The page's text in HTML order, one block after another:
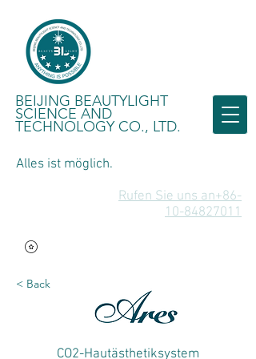
BEIJING BEAUTYLIGHT
SCIENCE AND
TECHNOLOGY CO., LTD.
Alles ist möglich.
Rufen Sie uns an+86-
10-84827011
< Back
CO2-Hautästhetiksystem